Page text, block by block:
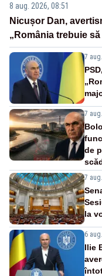
8 aug. 2026, 08:51
Nicușor Dan,
„România trebuie
7
7
de
7
la
6
Ilie